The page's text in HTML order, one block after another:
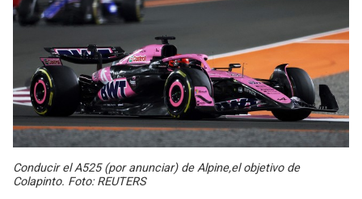
Conducir el A525 (por anunciar) de Alpine,el objetivo de
Colapinto. Foto: REUTERS